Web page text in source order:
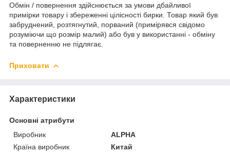
Обмін / повернення здійснюється за умови дбайливої
примірки товару і збереженні цілісності бирки. Товар який був
забруднений, розтягнутий, порваний (примірявся свідомо
розуміючи що розмір малий) або був у використанні - обміну
та поверненню не підлягає.
Приховати
Характеристики
Основні атрибути
Виробник
ALPHA
Країна виробник
Китай